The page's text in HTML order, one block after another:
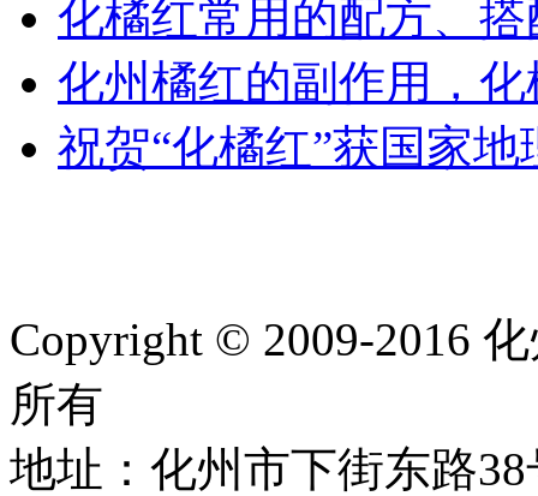
化橘红常用的配方、
化州橘红的副作用，
祝贺“化橘红”获国家
Copyright © 2009-2016
所有
地址：化州市下街东路